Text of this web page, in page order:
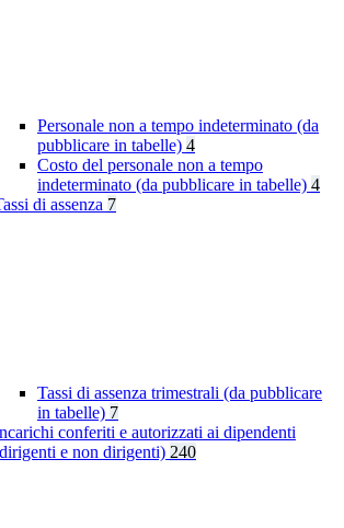
Personale non a tempo indeterminato (da
pubblicare in tabelle) 4
Costo del personale non a tempo
indeterminato (da pubblicare in tabelle) 4
di assenza 7
Tassi di assenza trimestrali (da pubblicare
in tabelle) 7
conferiti e autorizzati ai dipendenti
e non dirigenti) 240